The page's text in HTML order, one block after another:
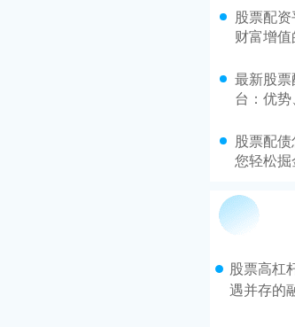
股票配
财富增
最新股
台：优
股票配
您轻松
股票高杠
遇并存的